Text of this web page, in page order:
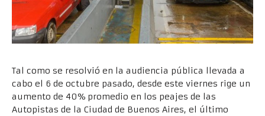
Tal como se resolvió en la audiencia pública llevada a
cabo el 6 de octubre pasado, desde este viernes rige un
aumento de 40% promedio en los peajes de las
Autopistas de la Ciudad de Buenos Aires, el último